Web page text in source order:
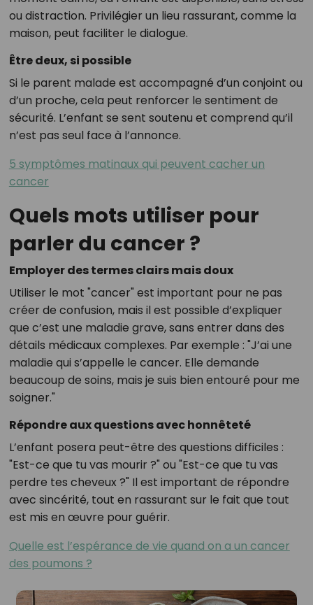
ou distraction. Privilégier un lieu rassurant, comme la
maison, peut faciliter le dialogue.
Être deux, si possible
Si le parent malade est accompagné d’un conjoint ou
d’un proche, cela peut renforcer le sentiment de
sécurité. L’enfant se sent soutenu et comprend qu’il
n’est pas seul face à l’annonce.
5 symptômes matinaux qui peuvent cacher un
cancer
Quels mots utiliser pour
parler du cancer ?
Employer des termes clairs mais doux
Utiliser le mot "cancer" est important pour ne pas
créer de confusion, mais il est possible d’expliquer
que c’est une maladie grave, sans entrer dans des
détails médicaux complexes. Par exemple : "J’ai une
maladie qui s’appelle le cancer. Elle demande
beaucoup de soins, mais je suis bien entouré pour me
soigner."
Répondre aux questions avec honnêteté
L’enfant posera peut-être des questions difficiles :
"Est-ce que tu vas mourir ?" ou "Est-ce que tu vas
perdre tes cheveux ?" Il est important de répondre
avec sincérité, tout en rassurant sur le fait que tout
est mis en œuvre pour guérir.
Quelle est l’espérance de vie quand on a un cancer
des poumons ?